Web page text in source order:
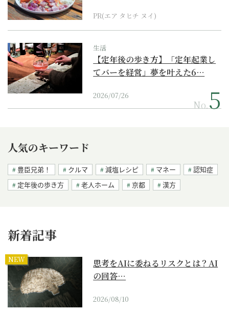
PR(エア タヒチ ヌイ)
生活
【定年後の歩き方】「定年起業し
てバーを経営」夢を叶えた6…
2026/07/26
No.
人気のキーワード
豊臣兄弟！ クルマ 減塩レシピ マネー
認知症
定年後の歩き方
老人ホーム 京都 漢方
新着記事
NEW
思考をAIに委ねるリスクとは？AI
の回答…
2026/08/10